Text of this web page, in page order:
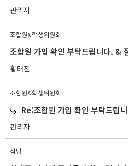
관리자
조합원&학생위원회
조합원 가입 확인 부탁드립니다. &
황태진
조합원&학생위원회
Re:조합원 가입 확인 부탁드립
관리자
식당